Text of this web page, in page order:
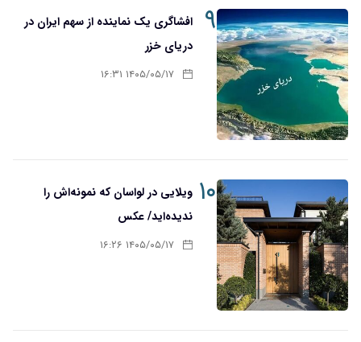
۹
افشاگری یک نماینده از سهم ایران در
دریای خزر
۱۴۰۵/۰۵/۱۷ ۱۶:۳۱
۱۰
ویلایی در لواسان که نمونه‌اش را
ندیده‌اید/ عکس
۱۴۰۵/۰۵/۱۷ ۱۶:۲۶